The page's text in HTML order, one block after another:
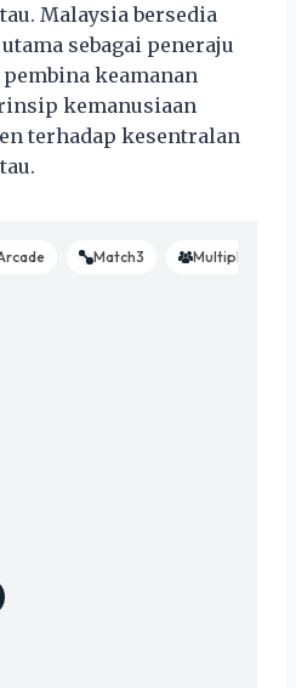
Malaysia bersedia
sebagai peneraju
keamanan
kemanusiaan
terhadap kesentralan